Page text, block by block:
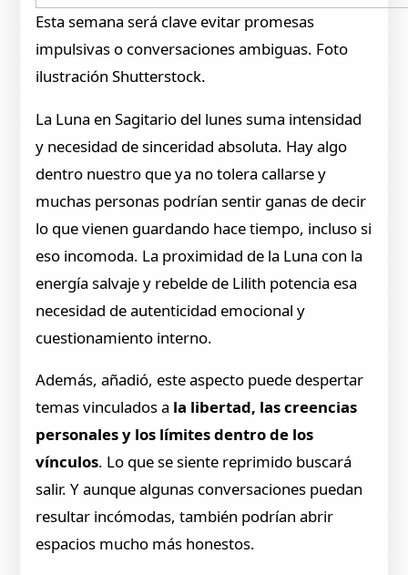
Esta semana será clave evitar promesas
impulsivas o conversaciones ambiguas. Foto
ilustración Shutterstock.
La Luna en Sagitario del lunes suma intensidad
y necesidad de sinceridad absoluta. Hay algo
dentro nuestro que ya no tolera callarse y
muchas personas podrían sentir ganas de decir
lo que vienen guardando hace tiempo, incluso si
eso incomoda. La proximidad de la Luna con la
energía salvaje y rebelde de Lilith potencia esa
necesidad de autenticidad emocional y
cuestionamiento interno.
Además, añadió, este aspecto puede despertar
temas vinculados a la libertad, las creencias
personales y los límites dentro de los
vínculos. Lo que se siente reprimido buscará
salir. Y aunque algunas conversaciones puedan
resultar incómodas, también podrían abrir
espacios mucho más honestos.